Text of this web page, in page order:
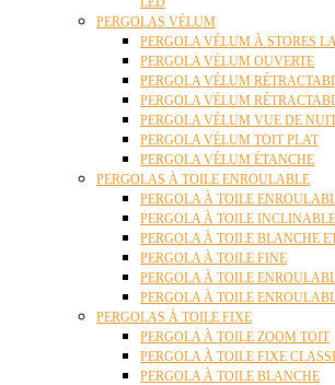
PERGOLAS VÉLUM
PERGOLA VÉLUM À STORES
PERGOLA VÉLUM OUVERTE
PERGOLA VÉLUM
PERGOLA VÉLUM
PERGOLA VÉLUM VUE DE
PERGOLA VÉLUM TOIT PLAT
PERGOLA VÉLUM ÉTANCHE
PERGOLAS À TOILE ENROULABLE
PERGOLA À TOILE
PERGOLA À TOILE INCLINABLE
PERGOLA À TOILE BLANCHE
PERGOLA À TOILE FINE
PERGOLA À TOILE
PERGOLA À TOILE
PERGOLAS À TOILE FIXE
PERGOLA À TOILE ZOOM TOIT
PERGOLA À TOILE FIXE
PERGOLA À TOILE BLANCHE